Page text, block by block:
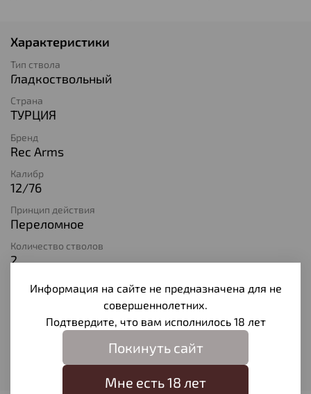
Характеристики
Тип ствола
Гладкоствольный
Страна
ТУРЦИЯ
Бренд
Rec Arms
Калибр
12/76
Принцип действия
Переломное
Количество стволов
2
Длина ствола
660
Материал ствола
Оружейная сталь
Информация на сайте не предназначена для не
совершеннолетних.
Подтвердите, что вам исполнилось 18 лет
Покинуть сайт
Мне есть 18 лет